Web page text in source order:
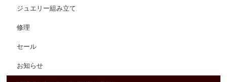
ジュエリー組み立て
修理
セール
お知らせ